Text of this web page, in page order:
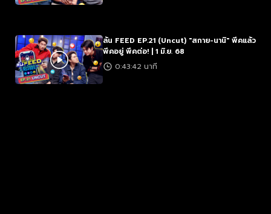
ล้น FEED EP.21 (Uncut) "สกาย-นานิ" พีคแล้ว
พีคอยู่ พีคต่อ! | 1 มิ.ย. 68
0:43:42 นาที